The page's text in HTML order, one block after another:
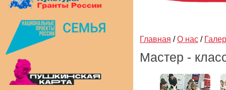
Главная / О нас /
Мастер -